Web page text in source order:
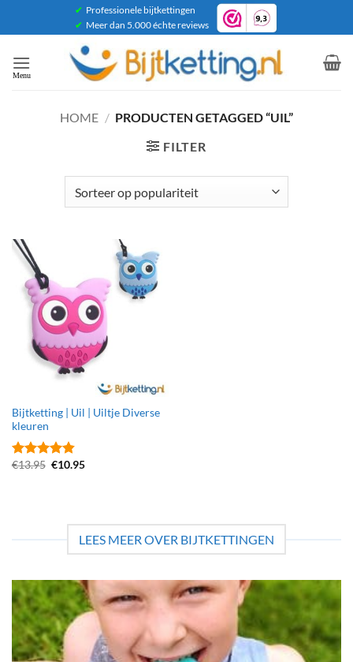
✔ Professionele bijtkettingen
✔ Meer dan 5.000 échte reviews
HOME / PRODUCTEN GETAGGED “UIL”
FILTER
Bijtketting | Uil | Uiltje Diverse
kleuren
Gewaardeerd
€13.95 Oorspronkelijke
€10.95Huidige
LEES MEER OVER BIJTKETTINGEN